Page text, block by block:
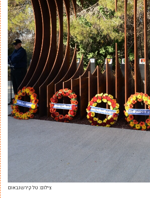
צילום: טל קירשנבאום